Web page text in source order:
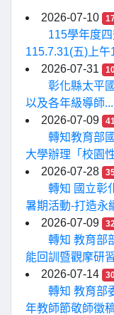
2026-07-10
115學年度
115.7.31(五)上午
2026-07-31
彰化縣太平
以及各年級導師...
2026-07-09
轉知教育部
大學辦理「校園
2026-07-28
轉知 國立彰
暑期活動-打造永
2026-07-09
轉知 教育部
能回訓暨觀摩研
2026-07-14
轉知 教育部
年教師節敬師徵